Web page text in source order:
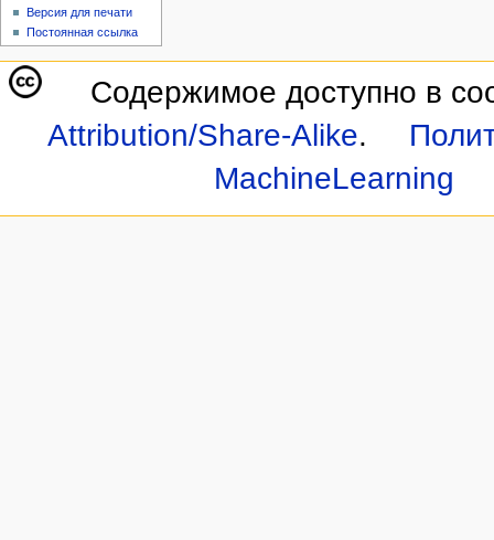
Версия для печати
Постоянная ссылка
Содержимое доступно в
Attribution/Share-Alike.
MachineLearning